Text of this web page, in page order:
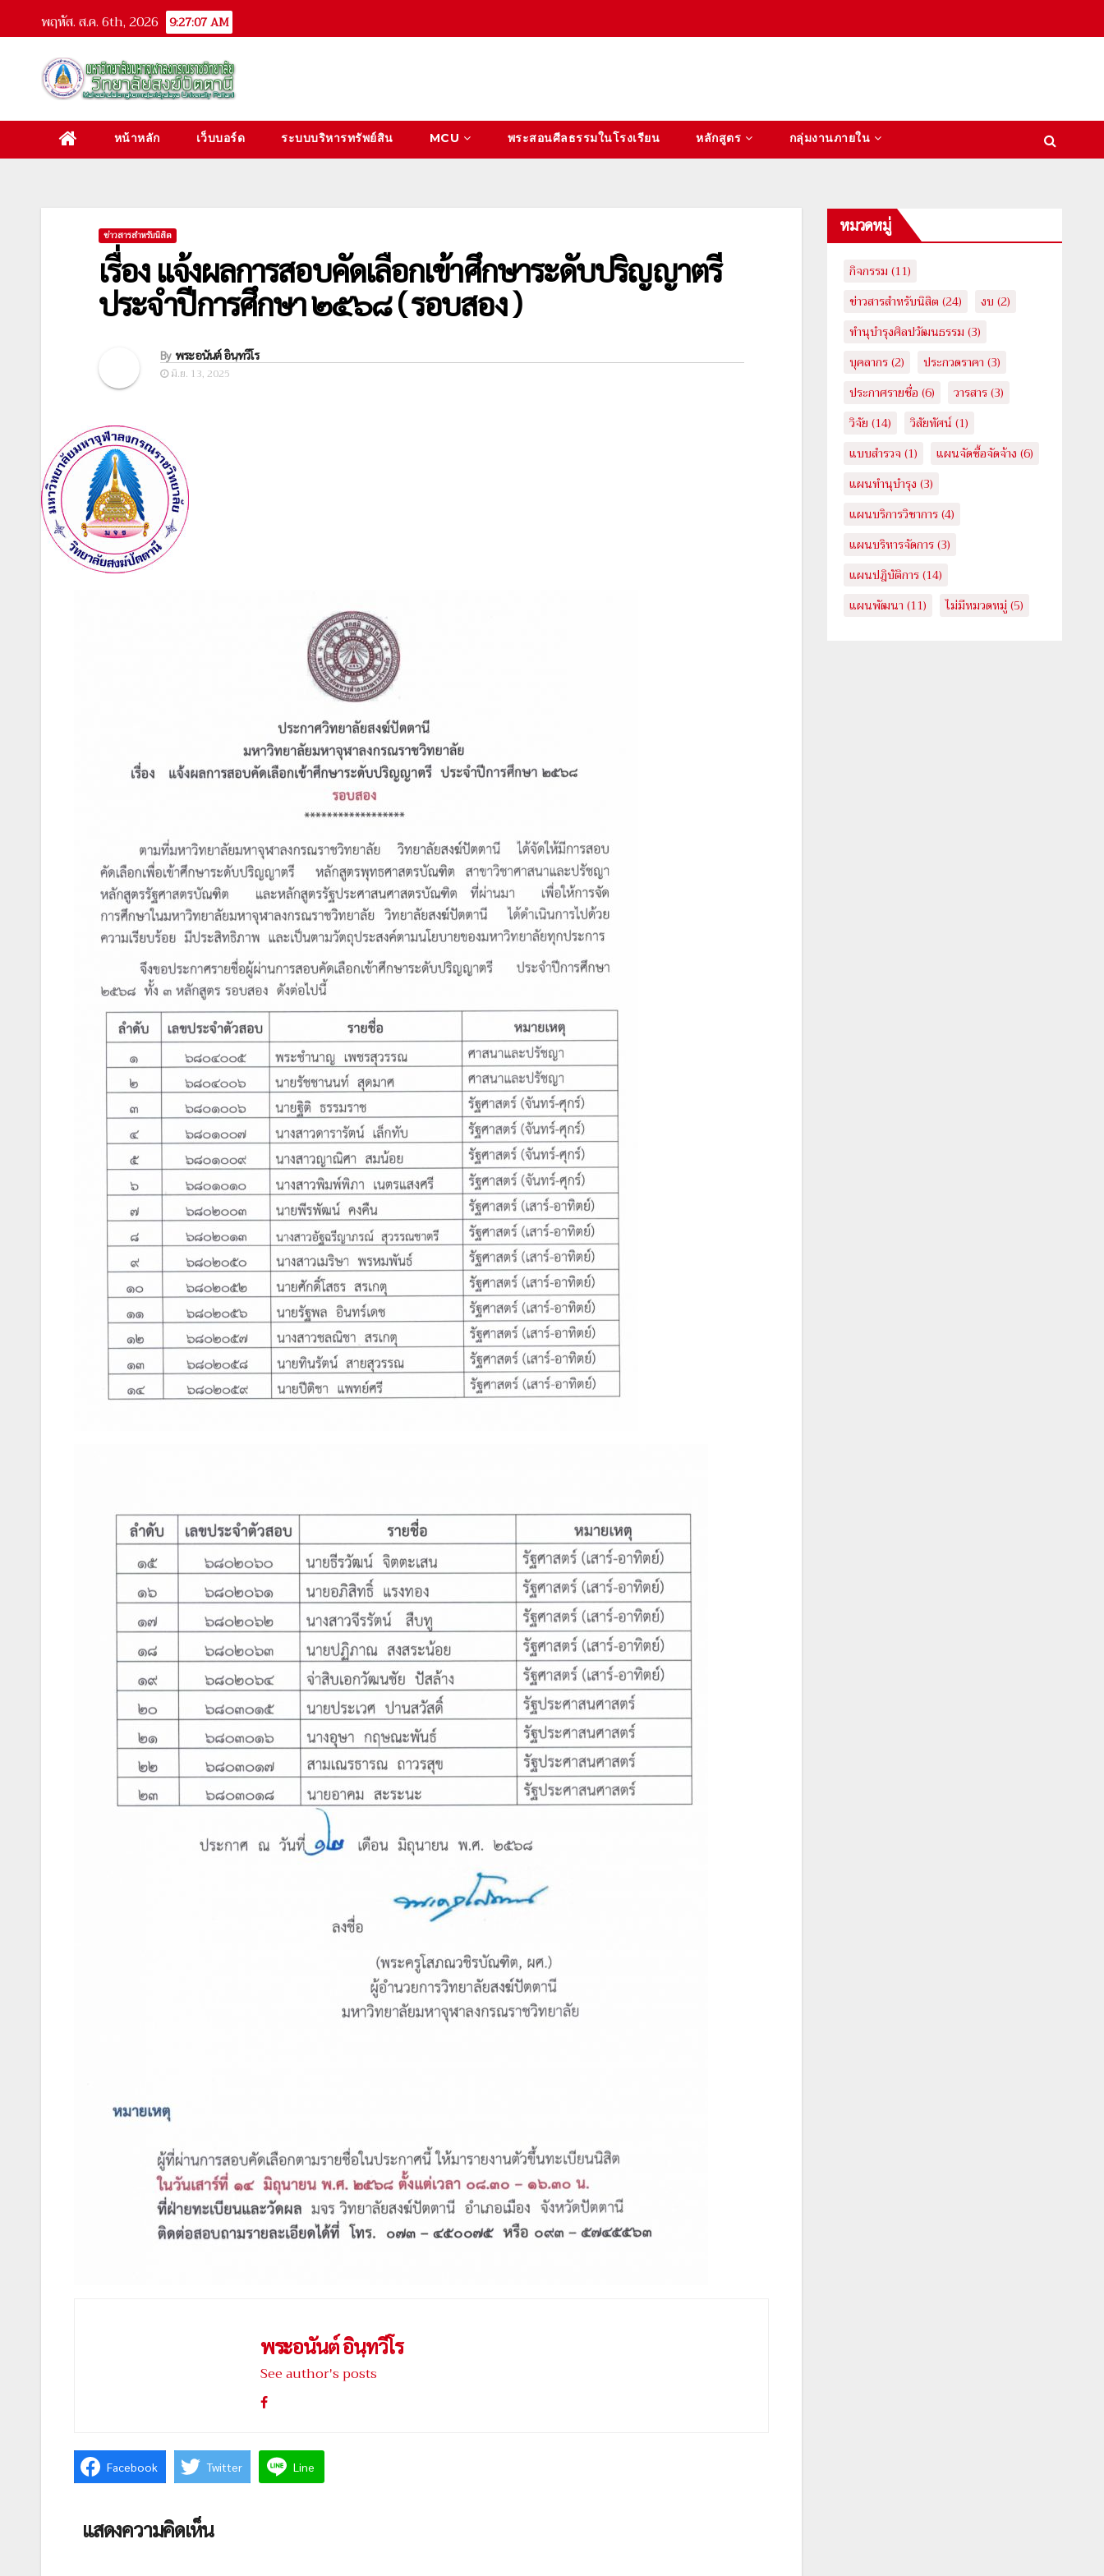
พฤหัส. ส.ค. 6th, 2026 9:27:08 AM
หน้าหลัก เว็บบอร์ด ระบบบริหารทรัพย์สิน MCU พระสอนศีลธรรมในโรงเรียน หลักสูตร กลุ่มงานภายใน
ข่าวสารสำหรับนิสิต
เรื่อง แจ้งผลการสอบคัดเลือกเข้าศึกษาระดับปริญญาตรี
ประจำปีการศึกษา ๒๕๖๘ ( รอบสอง )
By พระอนันต์ อินฺทวีโร
มิ.ย. 13, 2025
พระอนันต์ อินฺทวีโร
See author's posts
Facebook Twitter Line
แสดงความคิดเห็น
หมวดหมู่
กิจกรรม (11)
ข่าวสารสำหรับนิสิต (24) งบ (2)
ทำนุบำรุงศิลปวัฒนธรรม (3)
บุคลากร(2) ประกวดราคา (3)
ประกาศรายชื่อ (6) วารสาร(3)
วิจัย (14) วิสัยทัศน์(1)
แบบสำรวจ (1) แผนจัดซื้อจัดจ้าง (6)
แผนทำนุบำรุง (3)
แผนบริการวิชาการ(4)
แผนบริหารจัดการ(3)
แผนปฎิบัติการ(14)
แผนพัฒนา (11) ไม่มีหมวดหมู่(5)